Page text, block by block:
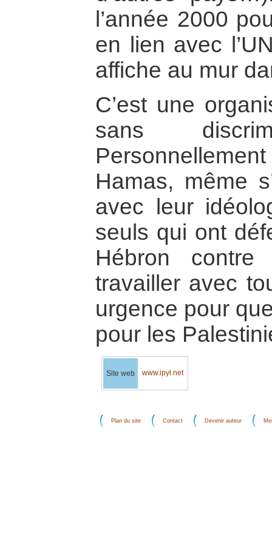
l’année 2000
en lien avec
affiche au mur
C’est une
sans
Hamas, même
avec leur
seuls qui ont
Hébron
travailler avec
urgence pour
pour les
Site web www.ipyl.net
Plan du site Contact Devenir auteur